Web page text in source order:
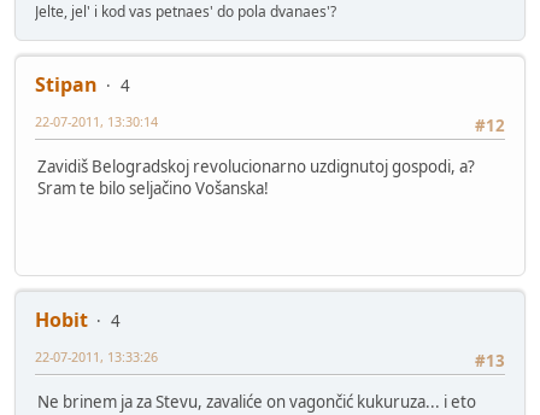
Jelte, jel' i kod vas petnaes' do pola dvanaes'?
Stipan
4
#12
22-07-2011, 13:30:14
Zavidiš Belogradskoj revolucionarno uzdignutoj gospodi, a?
Sram te bilo seljačino Vošanska!
Hobit
4
#13
22-07-2011, 13:33:26
Ne brinem ja za Stevu, zavaliće on vagončić kukuruza... i eto